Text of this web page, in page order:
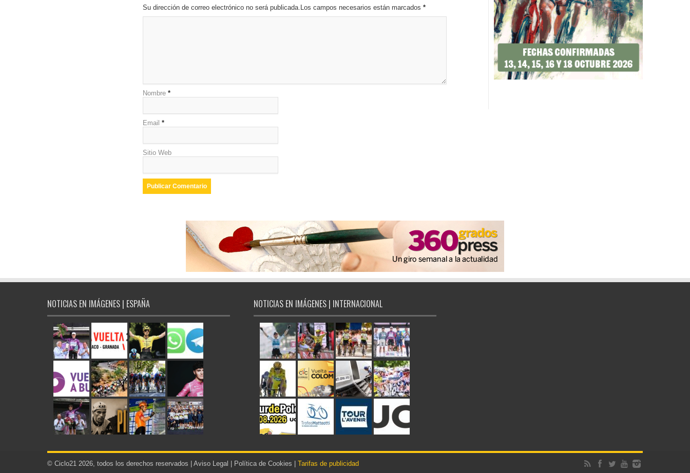
Su dirección de correo electrónico no será publicada.Los campos necesarios están marcados *
Nombre *
Email *
Sitio Web
NOTICIAS EN IMÁGENES | ESPAÑA NOTICIAS EN IMÁGENES | INTERNACIONAL
© Ciclo21 2026, todos los derechos reservados | Aviso Legal Política de Cookies Tarifas de publicidad